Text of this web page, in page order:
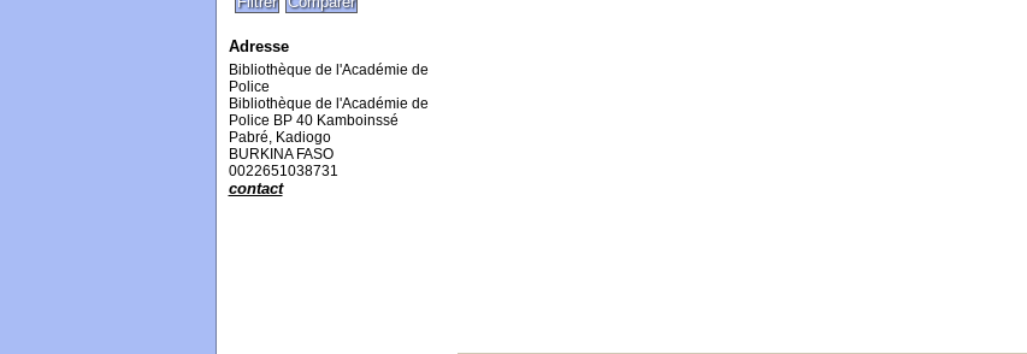
Adresse
Bibliothèque de l'Académie de
Police
Bibliothèque de l'Académie de
Police BP 40 Kamboinssé
Pabré, Kadiogo
BURKINA FASO
0022651038731
contact